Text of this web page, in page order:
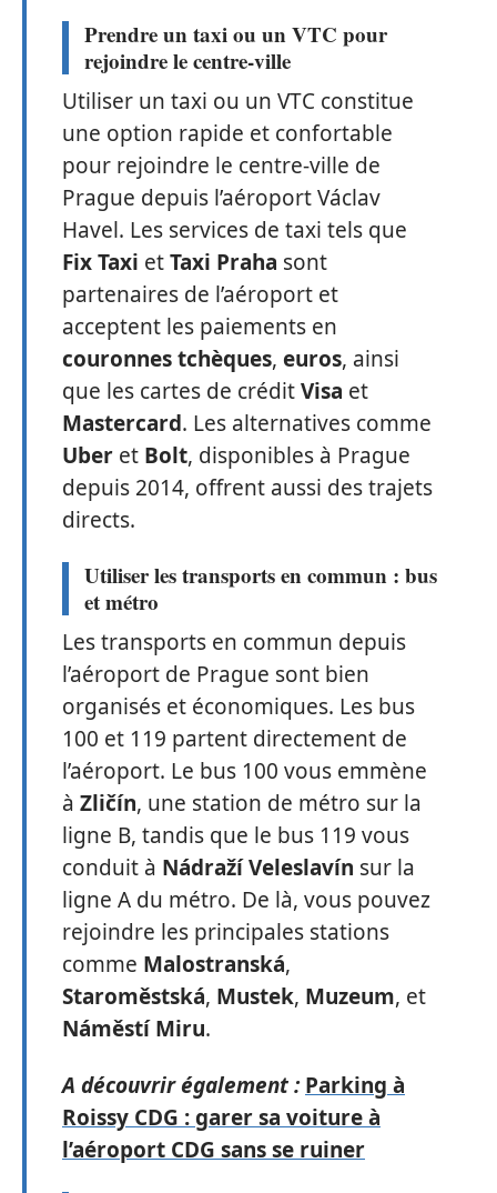
Prendre un taxi ou un VTC pour
rejoindre le centre-ville
Utiliser un taxi ou un VTC constitue
une option rapide et confortable
pour rejoindre le centre-ville de
Prague depuis l’aéroport Václav
Havel. Les services de taxi tels que
Fix Taxi etTaxi Praha sont
partenaires de l’aéroport et
acceptent les paiements en
couronnes tchèques, euros, ainsi
que les cartes de créditVisa et
Mastercard. Les alternatives comme
Uber et Bolt, disponibles à Prague
depuis 2014, offrent aussi des trajets
directs.
Utiliser les transports en commun : bus
et métro
Les transports en commun depuis
l’aéroport de Prague sont bien
organisés et économiques. Les bus
100 et 119 partent directement de
l’aéroport. Le bus 100 vous emmène
à Zličín, une station de métro sur la
ligne B, tandis que le bus 119 vous
conduit à Nádraží Veleslavín sur la
ligne A du métro. De là, vous pouvez
rejoindre les principales stations
comme Malostranská,
Staroměstská, Mustek, Muzeum, et
Náměstí Miru.
A découvrir également : Parking à
Roissy CDG : garer sa voiture à
l’aéroport CDG sans se ruiner